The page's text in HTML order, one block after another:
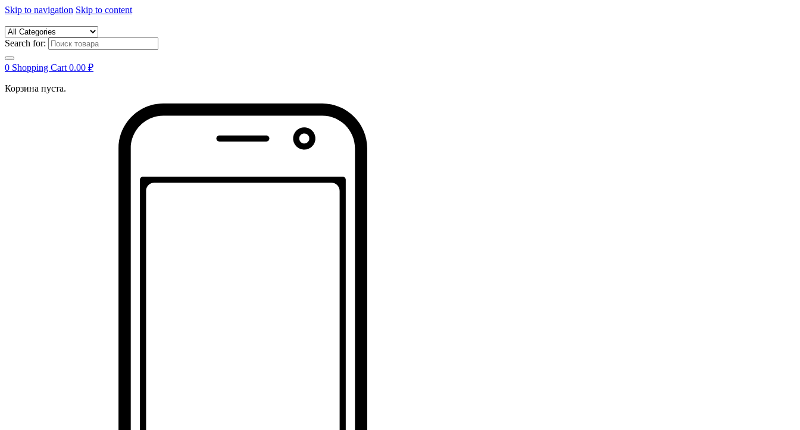
Skip to navigation Skip to content
Search for:
0 Shopping Cart 0.00 ₽
Корзина пуста.